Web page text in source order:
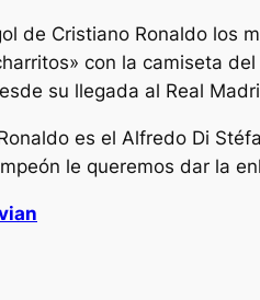
de Cristiano Ronaldo los
con la camiseta
su llegada al Real
es el Alfredo Di
le queremos dar la